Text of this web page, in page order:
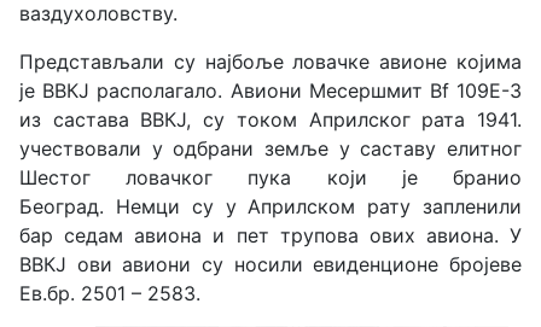
ваздухоловству.
Представљали су најбоље ловачке авионе којима
је ВВКЈ располагало. Авиони Месершмит Bf 109Е-3
из састава ВВКЈ, су током Априлског рата 1941.
учествовали у одбрани земље у саставу елитног
Шестог ловачког пука који је бранио
Београд. Немци су у Априлском рату запленили
бар седам авиона и пет трупова ових авиона. У
ВВКЈ ови авиони су носили евиденционе бројеве
Ев.бр. 2501 – 2583.